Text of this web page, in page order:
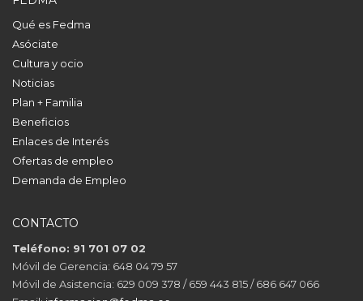
Qué es Fedma
Asóciate
Cultura y ocio
Noticias
Plan + Familia
Beneficios
Enlaces de Interés
Ofertas de empleo
Demanda de Empleo
CONTACTO
Teléfono: 91 701 07 02
Móvil de Gerencia: 648 04 79 57
Móvil de Asistencia: 629 009 378 / 659 443 815 / 686 647 066